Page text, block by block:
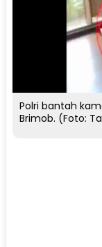
Polri bantah
Brimob. (Foto: